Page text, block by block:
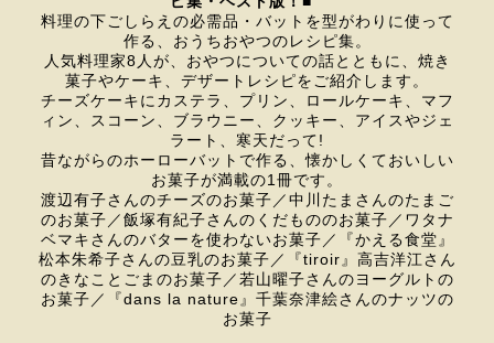
料理の下ごしらえの必需品・バットを型がわりに使って
作る、おうちおやつのレシピ集。
人気料理家8人が、おやつについての話とともに、焼き
菓子やケーキ、デザートレシピをご紹介します。
チーズケーキにカステラ、プリン、ロールケーキ、マフ
ィン、スコーン、ブラウニー、クッキー、アイスやジェ
ラート、寒天だって!
昔ながらのホーローバットで作る、懐かしくておいしい
お菓子が満載の1冊です。
渡辺有子さんのチーズのお菓子／中川たまさんのたまご
のお菓子／飯塚有紀子さんのくだもののお菓子／ワタナ
ベマキさんのバターを使わないお菓子／『かえる食堂』
松本朱希子さんの豆乳のお菓子／『tiroir』高吉洋江さん
のきなことごまのお菓子／若山曜子さんのヨーグルトの
お菓子／『dans la nature』千葉奈津絵さんのナッツの
お菓子